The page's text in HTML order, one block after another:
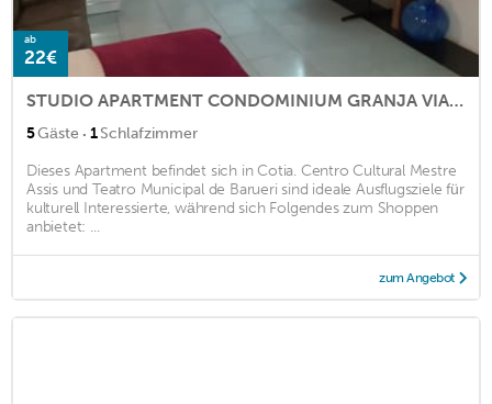
ab
22€
STUDIO APARTMENT CONDOMINIUM GRANJA VIANA COTIA
5Gäste · 1Schlafzimmer
Dieses Apartment befindet sich in Cotia. Centro Cultural Mestre
Assis und Teatro Municipal de Barueri sind ideale Ausflugsziele für
kulturell Interessierte, während sich Folgendes zum Shoppen
anbietet: ...
zum Angebot